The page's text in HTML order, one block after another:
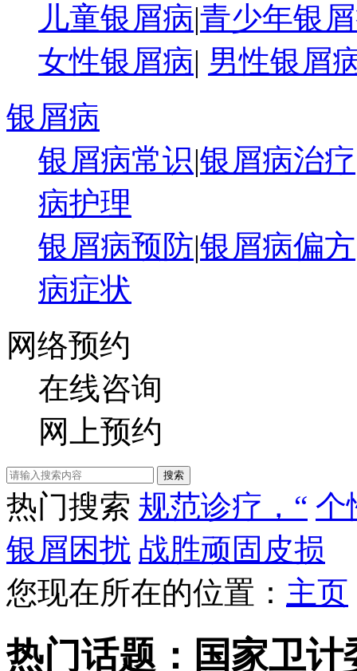
儿童银屑病|青少年银
女性银屑病| 男性银屑
银屑病
银屑病常识|银屑病治疗
病护理
银屑病预防|银屑病偏方
病症状
网络预约
在线咨询
网上预约
搜索
热门搜索 规范诊疗，“ 个
银屑困扰 战胜顽固皮损
您现在所在的位置： 主页
热门话题：国家卫